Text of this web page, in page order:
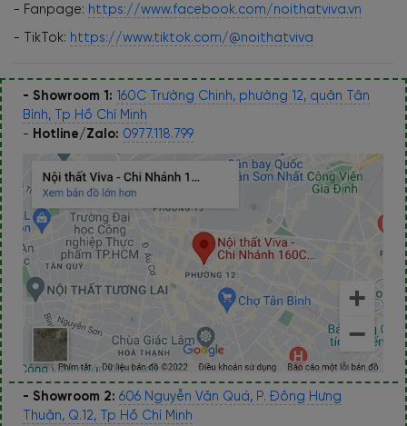
- Fanpage: https://www.facebook.com/noithatviva.vn
- TikTok: https://www.tiktok.com/@noithatviva
- Showroom 1: 160C Trường Chinh, phường 12, quận Tân
Bình, Tp Hồ Chí Minh
- Hotline/Zalo: 0977.118.799
- Showroom 2: 606 Nguyễn Văn Quá, P. Đông Hưng
Thuận, Q.12, Tp Hồ Chí Minh